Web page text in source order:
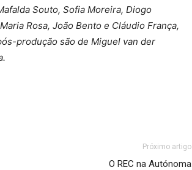
Souto, Sofia Moreira, Diogo
Rosa, João Bento e Cláudio França,
produção são de Miguel van der
Próximo artigo
O REC na Autónoma